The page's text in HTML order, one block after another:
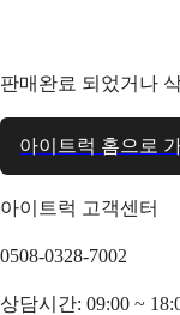
판매완료 되었거나
아이트럭 홈으로 가
아이트럭 고객센터
0508-0328-7002
상담시간: 09:00 ~